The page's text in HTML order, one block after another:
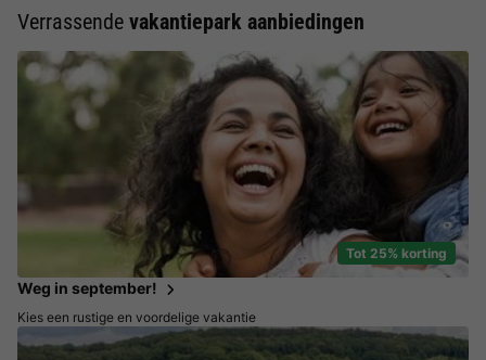
Verrassende vakantiepark aanbiedingen
Tot 25% korting
Weg in september!
Kies een rustige en voordelige vakantie